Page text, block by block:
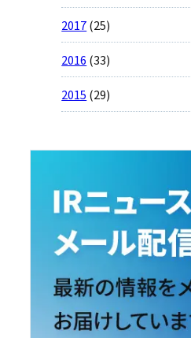
2017(25)
2016 (33)
2015 (29)